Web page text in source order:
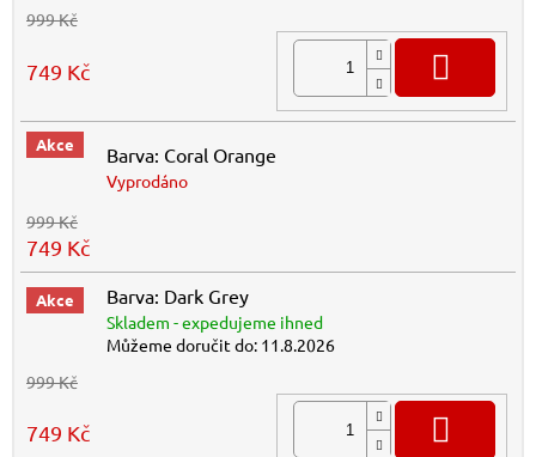
999 Kč
749 Kč
Akce Barva: Coral Orange
Vyprodáno
999 Kč
749 Kč
Akce Barva: Dark Grey
Skladem - expedujeme ihned
Můžeme doručit do: 11.8.2026
999 Kč
749 Kč